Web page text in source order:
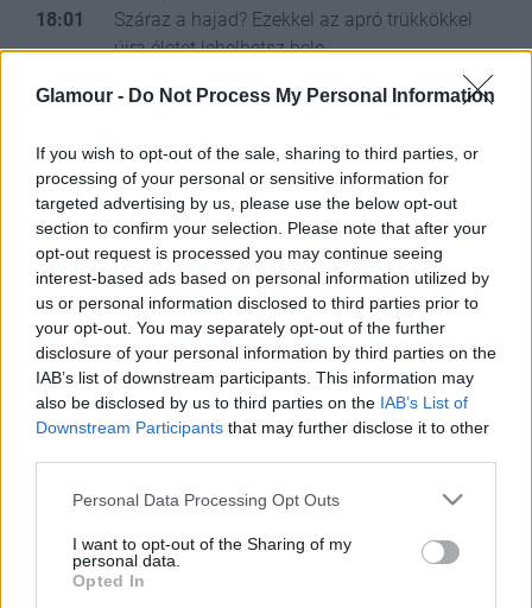
Glamour - Do Not Process My Personal Information
If you wish to opt-out of the sale, sharing to third parties, or
processing of your personal or sensitive information for
targeted advertising by us, please use the below opt-out
section to confirm your selection. Please note that after your
opt-out request is processed you may continue seeing
interest-based ads based on personal information utilized by
us or personal information disclosed to third parties prior to
your opt-out. You may separately opt-out of the further
disclosure of your personal information by third parties on the
IAB’s list of downstream participants. This information may
also be disclosed by us to third parties on the IAB’s List of
Downstream Participants that may further disclose it to other
Please note that this website/app uses one or more Google
not limited to your visit or usage behaviour. You may click to
grant or deny consent to Google and its third-party tags to
use your data for below specified purposes in below Google
Personal Data Processing Opt Outs
I want to opt-out of the Sharing of my
personal data.
Opted In
18:01
Száraz a hajad? Ezekkel az apró trükkökkel
újra életet lehelhetsz bele
próbálhattuk ki a Samsung legújabb okos
16:01
A nyár nélkülözhetetlen kellékei, ha imádod a
stílusos és praktikus dolgokat
15:00
Justin Bieber egyetlen fotóval üzent azoknak,
akik szerint tönkrement a házassága
14:01
Harry herceg és Meghan Markle radikális
lépésre szánta el magát, szomorú okból
kellett meghozniuk a döntést
13:32